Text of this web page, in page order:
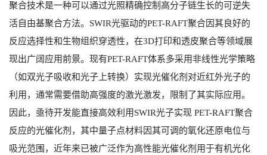
聚合技术是一种可以通过光照精确控制高分子链生长的可逆失
活自由基聚合方法。 SWIR光驱动的PET-RAFT聚合因其良好的
反应选择性和生物组织穿透性，在3D打印和透皮聚合等领域展
现出广阔应用前景。现有PET-RAFT体系多采用非线性光学策略
（如双光子吸收和光子上转换）实现光催化剂对近红外光子的
利用，通常需要借助高强度的激光激发，限制了其实际应用。
因此，亟待开发能直接高效利用SWIR光子实现 PET-RAFT聚合
反应的光催化剂，其中量子点材料因其可调的氧化还原电位与
吸光范围，近年来已被广泛作为高性能光催化剂用于有机光化